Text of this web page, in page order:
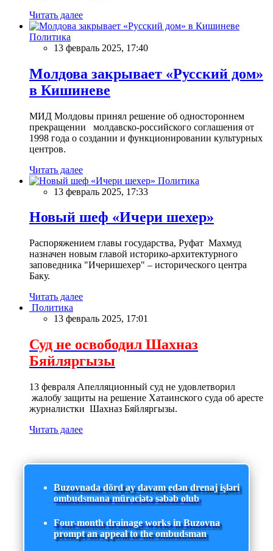
Читать далее
Политика
13 февраль 2025, 17:40
Молдова закрывает «Русский дом»
в Кишиневе
МИД Молдовы принял решение об одностороннем
прекращении молдавско-российского соглашения от
1998 года о создании и функционировании культурных
центров.
Читать далее
Политика
13 февраль 2025, 17:33
Новый шеф «Ичери шехер»
Распоряжением главы государства, Руфат Махмуд
назначен новым главой историко-архитектурного
заповедника "Ичеришехер" – исторического центра
Баку.
Читать далее
Политика
13 февраль 2025, 17:01
Суд не освободил Шахназ
Бяйляргызы
13 февраля Апелляционный суд не удовлетворил
жалобу защиты на решение Хатаинского суда об аресте
журналистки Шахназ Бяйляргызы.
Читать далее
Buzovnada dörd ay davam edən drenaj işləri
ombudsmana müraciətə səbəb olub
Four-month drainage works in Buzovna
prompt an appeal to the ombudsman